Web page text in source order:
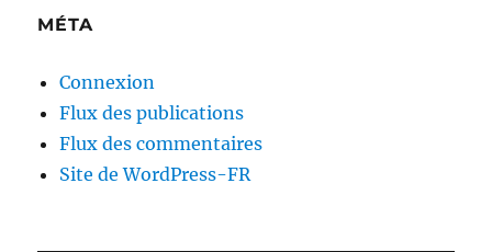
MÉTA
Connexion
Flux des publications
Flux des commentaires
Site de WordPress-FR